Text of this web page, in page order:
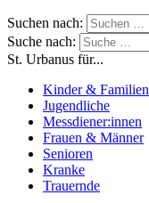
Suchen nach:
Suche nach:
St. Urbanus für...
Kinder & Familien
Jugendliche
Messdiener:innen
Frauen & Männer
Senioren
Kranke
Trauernde